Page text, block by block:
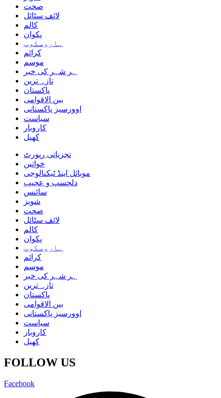
صحت
لائف سٹائل
کالم
پکوان
ہاروسکوپ
کرائم
موسم
ہر شہر کی خبر
تازہ ترین
پاکستان
بین الاقوامی
اوورسیز پاکستانی
سیاست
کاروبار
کھیل
تجزیاتی رپورٹ
خواتین
موبائل اینڈ ٹیکنالوجی
دلچسپ و عجیب
سائنس
شوبز
صحت
لائف سٹائل
کالم
پکوان
ہاروسکوپ
کرائم
موسم
ہر شہر کی خبر
تازہ ترین
پاکستان
بین الاقوامی
اوورسیز پاکستانی
سیاست
کاروبار
کھیل
FOLLOW US
Facebook